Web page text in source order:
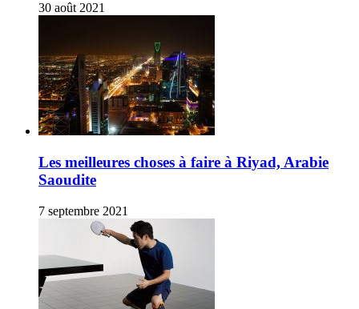
30 août 2021
Les meilleures choses à faire à Riyad, Arabie
Saoudite
7 septembre 2021